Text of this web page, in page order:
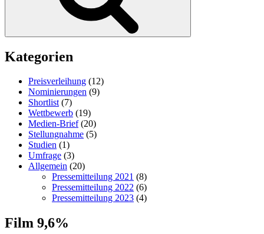
Kategorien
Preisverleihung (12)
Nominierungen (9)
Shortlist(7)
Wettbewerb (19)
Medien-Brief(20)
Stellungnahme (5)
Studien (1)
Umfrage (3)
Allgemein (20)
Pressemitteilung 2021 (8)
Pressemitteilung 2022 (6)
Pressemitteilung 2023 (4)
Film 9,6%